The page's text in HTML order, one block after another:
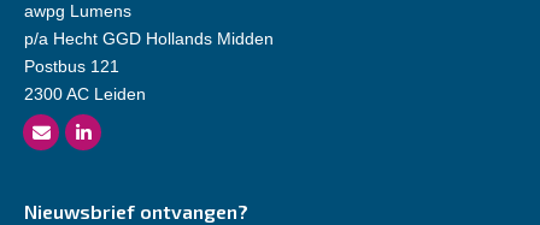
awpg Lumens
p/a Hecht GGD Hollands Midden
Postbus 121
2300 AC Leiden
Nieuwsbrief ontvangen?